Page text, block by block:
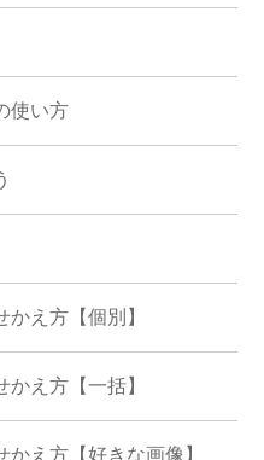
使い方
え方【個別】
え方【一括】
え方【好きな画像】